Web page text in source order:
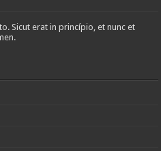
Sicut erat in princípio, et nunc et